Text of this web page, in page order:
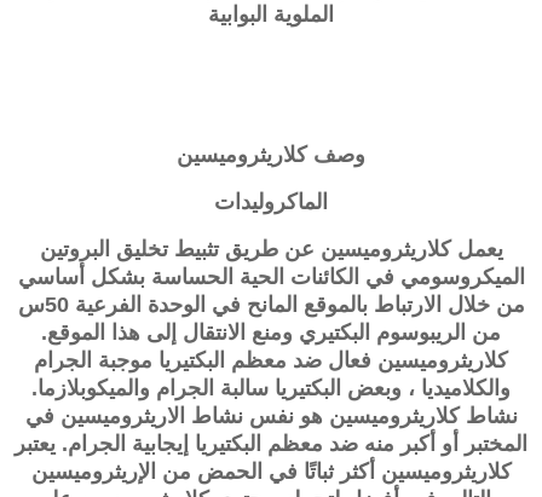
الملوية البوابية
وصفكلاريثروميسين
الماكروليدات
يعمل كلاريثروميسين عن طريق تثبيط تخليق البروتين
الميكروسومي في الكائنات الحية الحساسة بشكل أساسي
من خلال الارتباط بالموقع المانح في الوحدة الفرعية 50س
من الريبوسوم البكتيري ومنع الانتقال إلى هذا الموقع.
كلاريثروميسين فعال ضد معظم البكتيريا موجبة الجرام
والكلاميديا ​​، وبعض البكتيريا سالبة الجرام والميكوبلازما.
نشاط كلاريثروميسين هو نفس نشاط الاريثروميسين في
المختبر أو أكبر منه ضد معظم البكتيريا إيجابية الجرام. يعتبر
كلاريثروميسين أكثر ثباتًا في الحمض من الإريثروميسين